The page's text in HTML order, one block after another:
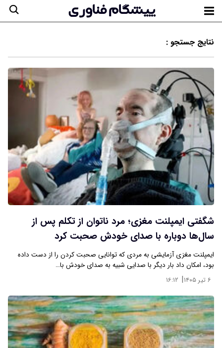
نتایج جستجو :
شگفتی ایمپلنت مغزی؛ مرد ناتوان از تکلم پس از
سال‌ها دوباره با صدای خودش صحبت کرد
ایمپلنت مغزی آزمایشی به مردی که توانایی صحبت کردن را از دست داده
بود، امکان داد بار دیگر با صدایی شبیه به صدای خودش با…
۶ تیر ۱۴۰۵ | ۱۶:۱۲